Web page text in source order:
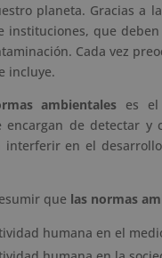
planeta. Gracias a
instituciones, que
Cada vez
incluye.
ambientales es el
encargan de detectar
interferir en el
que las normas
humana en el